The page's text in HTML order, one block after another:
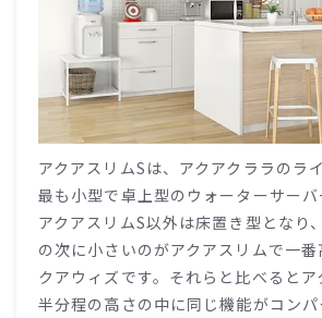
アクアスリムSは、アクアクララのラ
最も小型で卓上型のウォーターサーバ
アクアスリムS以外は床置き型となり
の次に小さいのがアクアスリムで一
クアウィズです。それらと比べると
半分程の高さの中に同じ機能がコン